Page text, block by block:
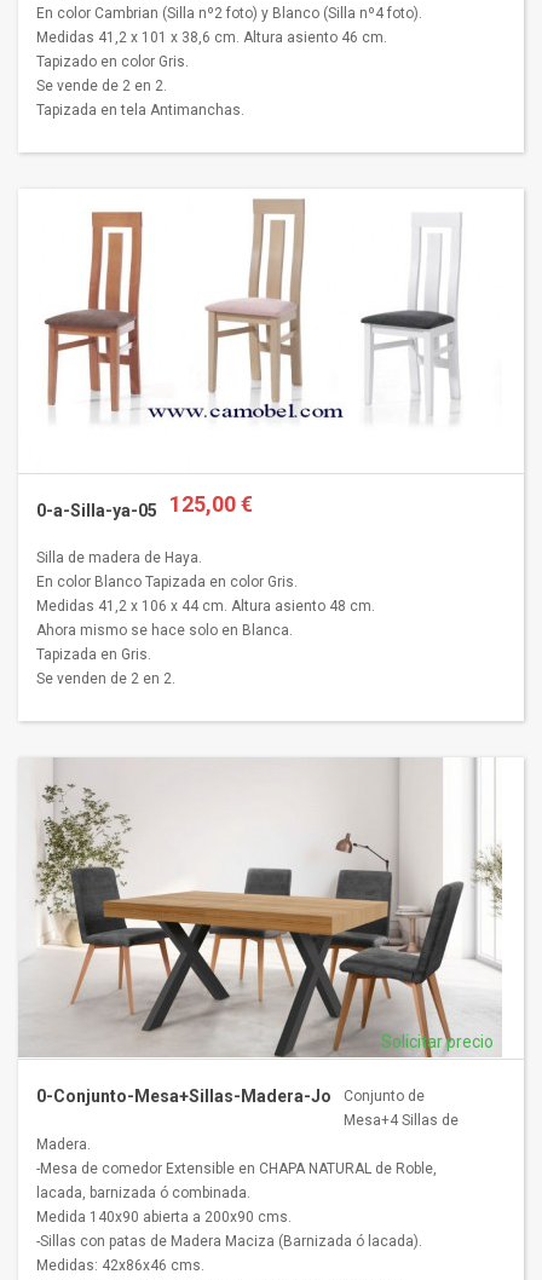
En color Cambrian (Silla nº2 foto) y Blanco (Silla nº4 foto).
Medidas 41,2 x 101 x 38,6 cm. Altura asiento 46 cm.
Tapizado en color Gris.
Se vende de 2 en 2.
Tapizada en tela Antimanchas.
0-a-Silla-ya-05 125,00 €
Silla de madera de Haya.
En color Blanco Tapizada en color Gris.
Medidas 41,2 x 106 x 44 cm. Altura asiento 48 cm.
Ahora mismo se hace solo en Blanca.
Tapizada en Gris.
Se venden de 2 en 2.
0-Conjunto-Mesa+Sillas-Madera-Jo
Solicitar precio
Conjunto de
Mesa+4 Sillas de
Madera.
-Mesa de comedor Extensible en CHAPA NATURAL de Roble,
lacada, barnizada ó combinada.
Medida 140x90 abierta a 200x90 cms.
-Sillas con patas de Madera Maciza (Barnizada ó lacada).
Medidas: 42x86x46 cms.